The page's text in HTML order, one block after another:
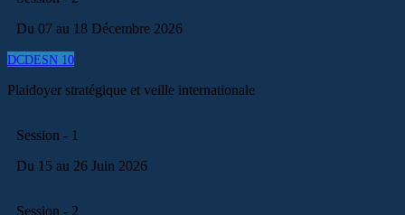
Du 07 au 18 Décembre 2026
DCDESN 10
Plaidoyer stratégique et veille internationale
Session - 1
Du 15 au 26 Juin 2026
Session - 2